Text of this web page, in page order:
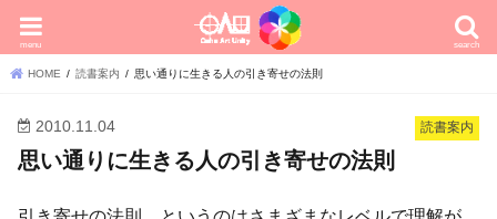
search
menu
HOME 読書案内 思い通りに生きる人の引き寄せの法則
読書案内
2010.11.04
思い通りに生きる人の引き寄せの法則